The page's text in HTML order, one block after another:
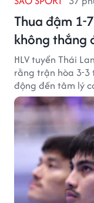
Thua đậm 1-
không thắng
HLV tuyển Thái
rằng trận hòa 3-
động đến tâm lý
đậm Nga 1-7.